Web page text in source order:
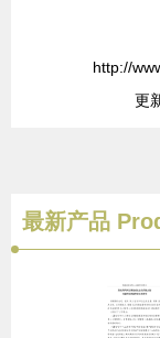
http://
更
最新产品